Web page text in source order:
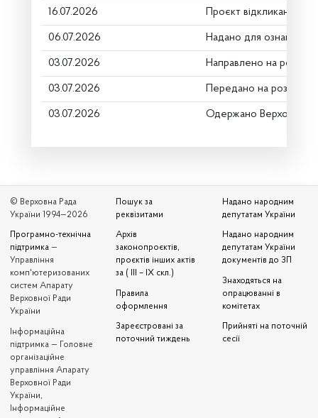
16.07.2026 Проєкт відкликано
06.07.2026 Надано для
03.07.2026 Направлено на
03.07.2026 Передано на розгляд
03.07.2026 Одержано Верховною
© Верховна Рада
України 1994—2026
Програмно-технічна
підтримка —
Управління
комп'ютеризованих
систем Апарату
Верховної Ради
України
Iнформаційна
підтримка — Головне
організаційне
управління Апарату
Верховної Ради
України,
Інформаційне
Пошук за
реквізитами
Архів
законопроєктів,
проєктів інших актів
за ( III – IX скл.)
Правила
оформлення
Зареєстровані за
поточний тиждень
Надано народним
депутатам України
Надано народним
депутатам України
документів до ЗП
Знаходяться на
опрацюванні в
комітетах
Прийняті на поточній
сесії